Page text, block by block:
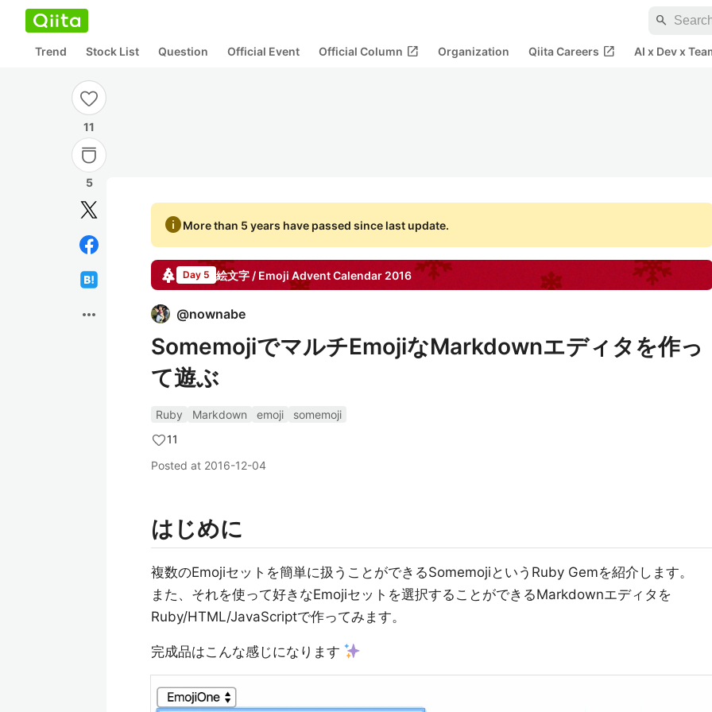
search
Trend Stock List Question Official Event Official Column open_in_new Organization Qiita Careers open_in_new AI x Dev x
11
5
more_horiz
infoMore than 5 years have passed since last update.
Day 5 絵文字 / Emoji Advent Calendar 2016
@nownabe
SomemojiでマルチEmojiなMarkdownエディタを作っ
て遊ぶ
Ruby Markdown emoji
somemoji
11
Posted at 2016-12-04
はじめに
複数のEmojiセットを簡単に扱うことができるSomemojiというRuby Gemを紹介します。
また、それを使って好きなEmojiセットを選択することができるMarkdownエディタを
Ruby/HTML/JavaScriptで作ってみます。
完成品はこんな感じになります